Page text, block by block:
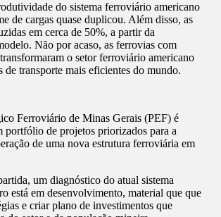
do sistema ferroviário americano
de cargas quase duplicou. Além disso, as
em cerca de 50%, a partir da
Não por acaso, as ferrovias com
o setor ferroviário americano
de transporte mais eficientes do mundo.
Ferroviário de Minas Gerais (PEF) é
portfólio de projetos priorizados para a
de uma nova estrutura ferroviária em
um diagnóstico do atual sistema
está em desenvolvimento, material que que
e criar plano de investimentos que